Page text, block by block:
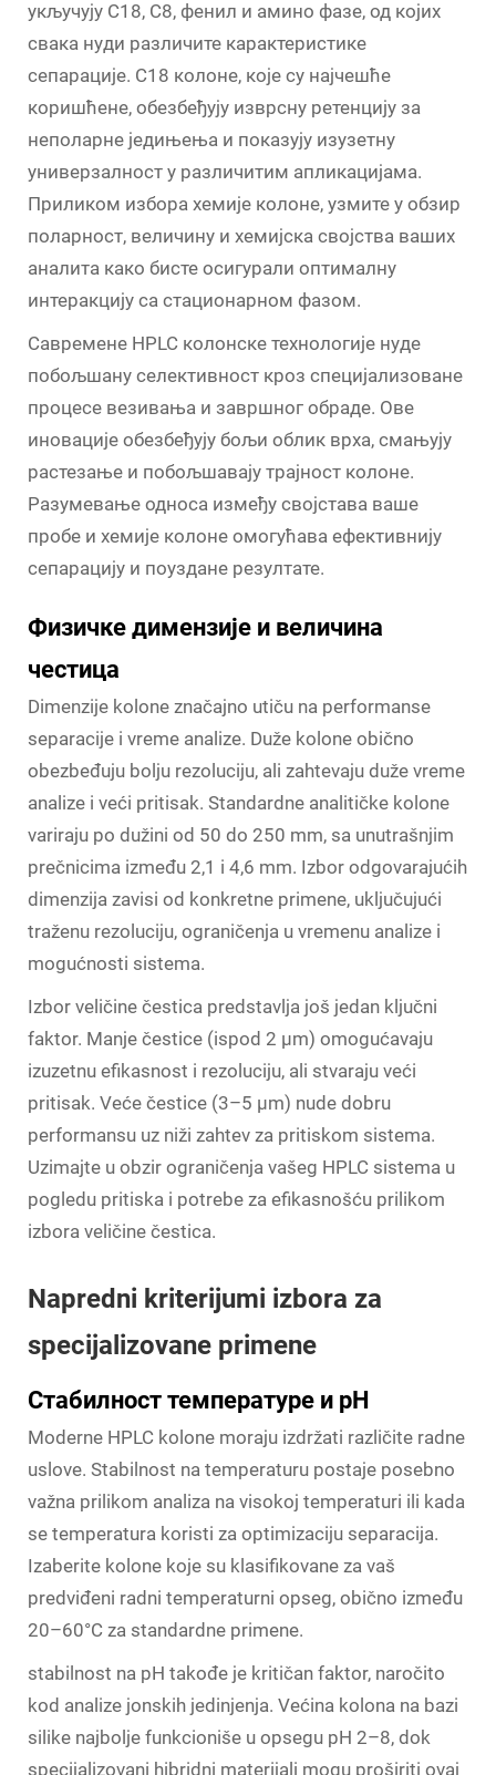
укључују C18, C8, фенил и амино фазе, од којих
свака нуди различите карактеристике
сепарације. C18 колоне, које су најчешће
коришћене, обезбеђују изврсну ретенцију за
неполарне једињења и показују изузетну
универзалност у различитим апликацијама.
Приликом избора хемије колоне, узмите у обзир
поларност, величину и хемијска својства ваших
аналита како бисте осигурали оптималну
интеракцију са стационарном фазом.
Савремене HPLC колонске технологије нуде
побољшану селективност кроз специјализоване
процесе везивања и завршног обраде. Ове
иновације обезбеђују бољи облик врха, смањују
растезање и побољшавају трајност колоне.
Разумевање односа између својстава ваше
пробе и хемије колоне омогућава ефективнију
сепарацију и поуздане резултате.
Физичке димензије и величина
честица
Dimenzije kolone značajno utiču na performanse
separacije i vreme analize. Duže kolone obično
obezbeđuju bolju rezoluciju, ali zahtevaju duže vreme
analize i veći pritisak. Standardne analitičke kolone
variraju po dužini od 50 do 250 mm, sa unutrašnjim
prečnicima između 2,1 i 4,6 mm. Izbor odgovarajućih
dimenzija zavisi od konkretne primene, uključujući
traženu rezoluciju, ograničenja u vremenu analize i
mogućnosti sistema.
Izbor veličine čestica predstavlja još jedan ključni
faktor. Manje čestice (ispod 2 µm) omogućavaju
izuzetnu efikasnost i rezoluciju, ali stvaraju veći
pritisak. Veće čestice (3–5 µm) nude dobru
performansu uz niži zahtev za pritiskom sistema.
Uzimajte u obzir ograničenja vašeg HPLC sistema u
pogledu pritiska i potrebe za efikasnošću prilikom
izbora veličine čestica.
Napredni kriterijumi izbora za
specijalizovane primene
Стабилност температуре и pH
Moderne HPLC kolone moraju izdržati različite radne
uslove. Stabilnost na temperaturu postaje posebno
važna prilikom analiza na visokoj temperaturi ili kada
se temperatura koristi za optimizaciju separacija.
Izaberite kolone koje su klasifikovane za vaš
predviđeni radni temperaturni opseg, obično između
20–60°C za standardne primene.
stabilnost na pH takođe je kritičan faktor, naročito
kod analize jonskih jedinjenja. Većina kolona na bazi
silike najbolje funkcioniše u opsegu pH 2–8, dok
specijalizovani hibridni materijali mogu proširiti ovaj